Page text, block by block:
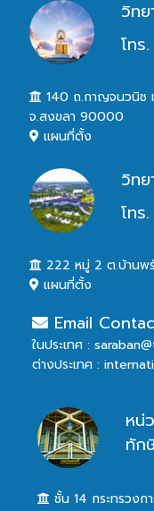
วิทย
โท
140 ถ.กาญจนวนิช
จ.สงขลา 90000
แผนที่ตั้ง
วิท
โท
222 หมู่ 2 ต.บ้านพ
แผนที่ตั้ง
Email
ในประเทศ :
ต่างประเทศ :
หน่
ทัก
ชั้น 14 กระทรวงก